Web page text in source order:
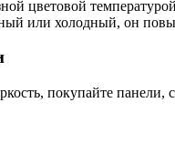
цветовой
или холодный, он
покупайте